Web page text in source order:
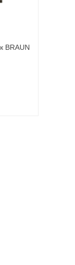
BRAUN